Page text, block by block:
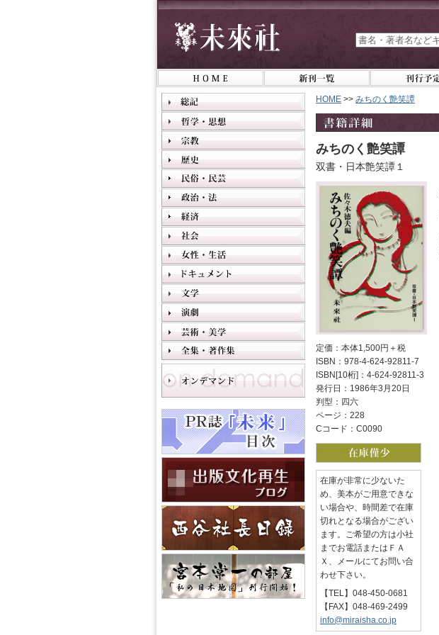
HOME >> みちのく艶笑譚
みちのく艶笑譚
双書・日本艶笑譚１
定価：本体1,500円＋税
ISBN：978-4-624-92811-7
ISBN[10桁]：4-624-92811-3
発行日：1986年3月20日
判型：四六
ページ：228
Cコード：C0090
在庫が非常に少ないた
め、美本がご用意できな
い場合や、時間差で在庫
切れとなる場合がござい
ます。ご希望の方は小社
までお電話またはＦＡ
Ｘ、メールにてお問い合
わせ下さい。
【TEL】048-450-0681
【FAX】048-469-2499
info@miraisha.co.jp